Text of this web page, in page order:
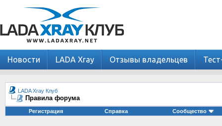
Новости LADA Xray Отзывы владельцев
LADA Xray Клуб
Правила форума
Регистрация Справка Сообщество